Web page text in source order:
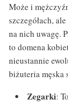
Może i
szczegółach,
na nich uwagę.
to domena
nieustannie
biżuteria męska
Zegarki: